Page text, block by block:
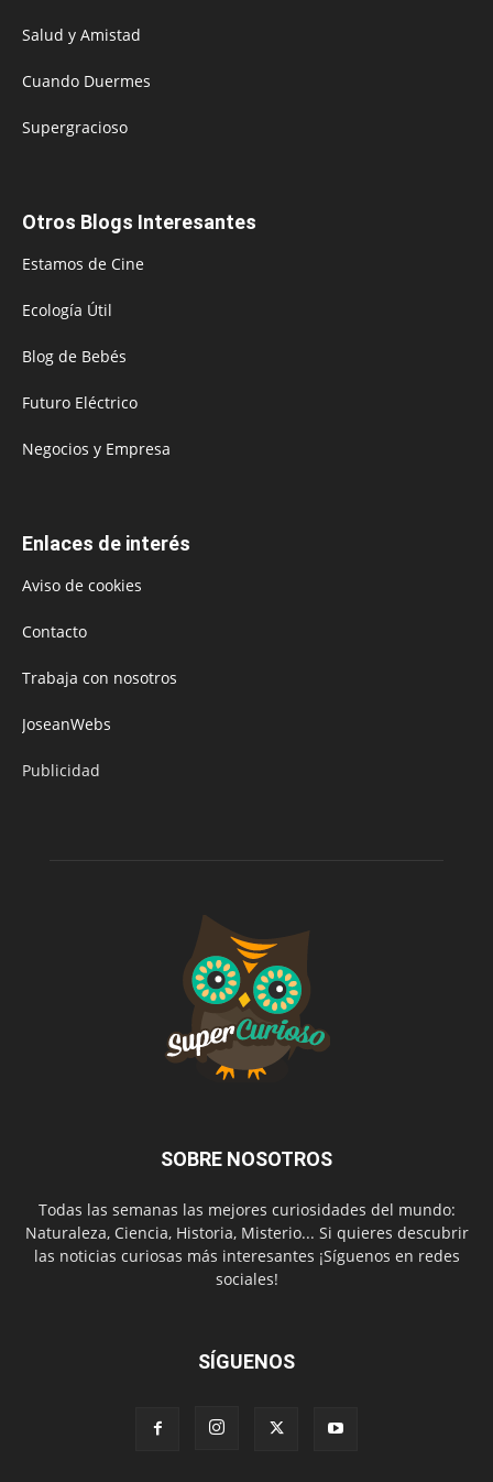
Salud y Amistad
Cuando Duermes
Supergracioso
Otros Blogs Interesantes
Estamos de Cine
Ecología Útil
Blog de Bebés
Futuro Eléctrico
Negocios y Empresa
Enlaces de interés
Aviso de cookies
Contacto
Trabaja con nosotros
JoseanWebs
Publicidad
SOBRE NOSOTROS
Todas las semanas las mejores curiosidades del mundo:
Naturaleza, Ciencia, Historia, Misterio... Si quieres descubrir
las noticias curiosas más interesantes ¡Síguenos en redes
sociales!
SÍGUENOS